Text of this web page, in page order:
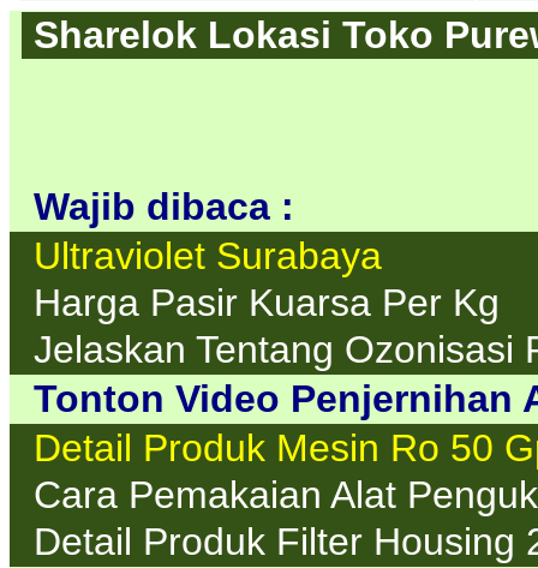
Sharelok Lokasi Toko
Wajib dibaca :
Ultraviolet Surabaya
Harga Pasir Kuarsa Per Kg
Jelaskan Tentang Ozonisasi
Tonton Video Penjernihan
Detail Produk Mesin Ro 50
Cara Pemakaian Alat
Detail Produk Filter Housing